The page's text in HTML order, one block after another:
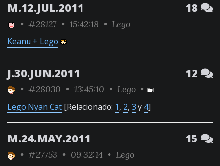
M.12.JUL.2011 18
• #28127 • 15:42:18 • Lego
Keanu + Lego
J.30.JUN.2011 12
• #28030 • 13:45:10 • Lego •
Lego Nyan Cat [Relacionado: 1, 2, 3 y 4]
M.24.MAY.2011 15
• #27753 • 09:32:14 • Lego